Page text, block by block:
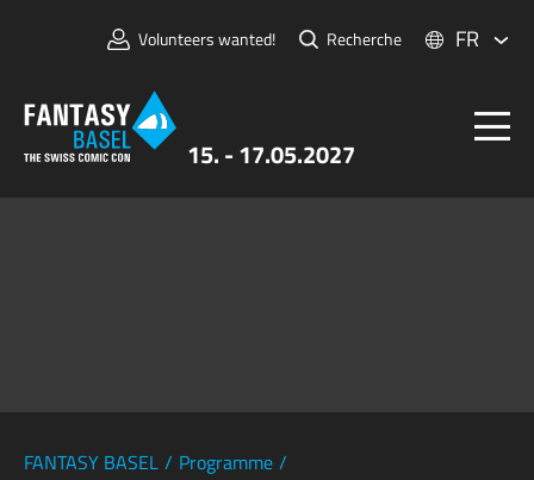
15. - 17.05.2027
Volunteers wanted! Recherche FR
FANTASY BASEL / Programme /